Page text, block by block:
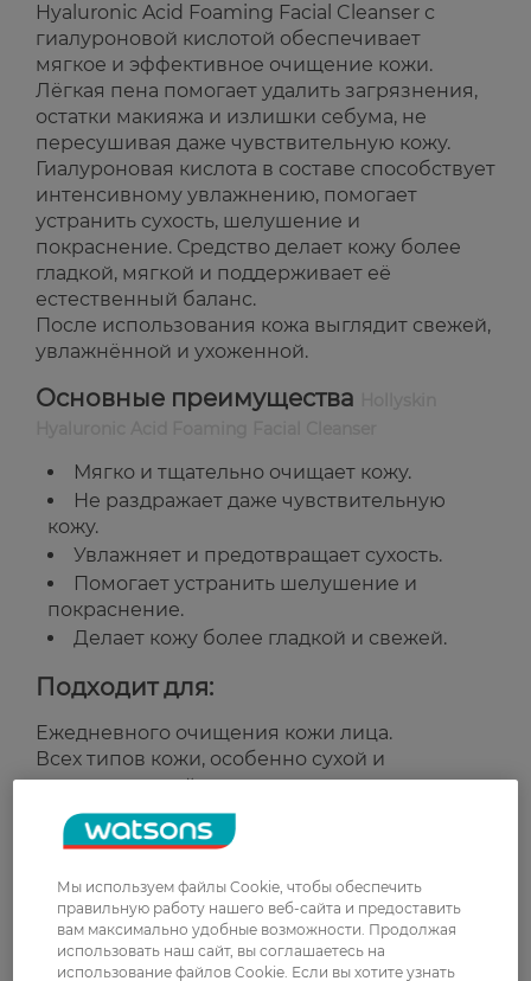
Hyaluronic Acid Foaming Facial Cleanser с
гиалуроновой кислотой обеспечивает
мягкое и эффективное очищение кожи.
Лёгкая пена помогает удалить загрязнения,
остатки макияжа и излишки себума, не
пересушивая даже чувствительную кожу.
Гиалуроновая кислота в составе способствует
интенсивному увлажнению, помогает
устранить сухость, шелушение и
покраснение. Средство делает кожу более
гладкой, мягкой и поддерживает её
естественный баланс.
После использования кожа выглядит свежей,
увлажнённой и ухоженной.
Основные преимущества
Мягко и тщательно очищает кожу.
Не раздражает даже чувствительную
кожу.
Увлажняет и предотвращает сухость.
Помогает устранить шелушение и
покраснение.
Делает кожу более гладкой и свежей.
Подходит для:
Ежедневного очищения кожи лица.
Всех типов кожи, особенно сухой и
чувствительной.
Страна-производитель:
Рейтинг и отзывы
Мы используем файлы Cookie, чтобы обеспечить
правильную работу нашего веб-сайта и предоставить
вам максимально удобные возможности. Продолжая
использовать наш сайт, вы соглашаетесь на
использование файлов Cookie. Если вы хотите узнать